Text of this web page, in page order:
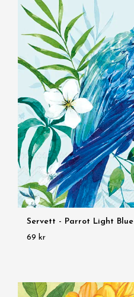
Servett - Parrot Light Blue
69 kr